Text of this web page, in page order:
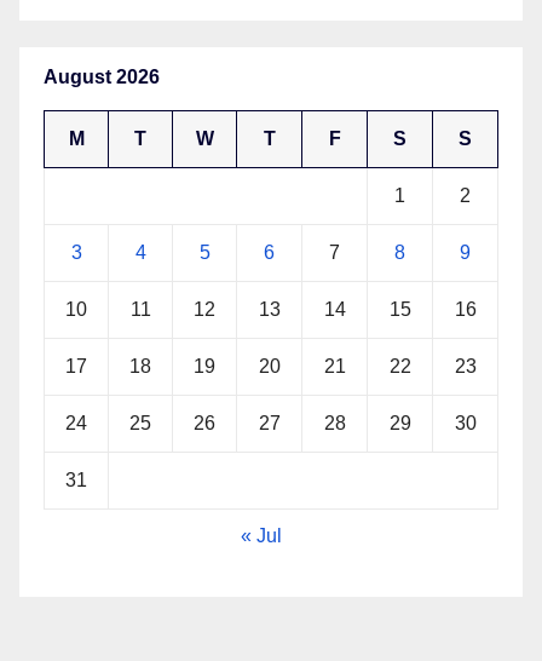
August 2026
M T W T F S S
1 2
3 4 5 6 7 8 9
10 11 12 13 14 15 16
17 18 19 20 21 22 23
24 25 26 27 28 29 30
31
« Jul